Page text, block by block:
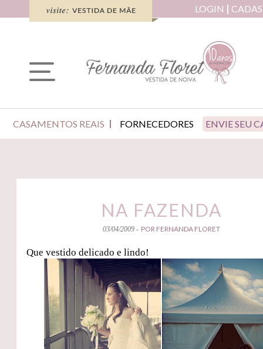
LOGIN
CASAMENTOS REAIS FORNECEDORES ENVIE SEU
NA FAZENDA
03/04/2009 - POR FERNANDA FLORET
Que vestido delicado e lindo!